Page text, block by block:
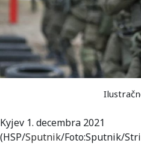
Kyjev 1. decembra 2021
(HSP/Sputnik/Foto:Sputnik/